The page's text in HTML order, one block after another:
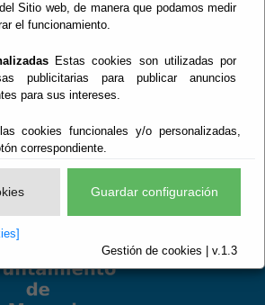
Sitio web, de manera que podamos medir
el funcionamiento.
Estas cookies son utilizadas por
publicitarias para publicar anuncios
para sus intereses.
cookies funcionales y/o personalizadas,
correspondiente.
Guardar configuración
Gestión de cookies | v.1.3